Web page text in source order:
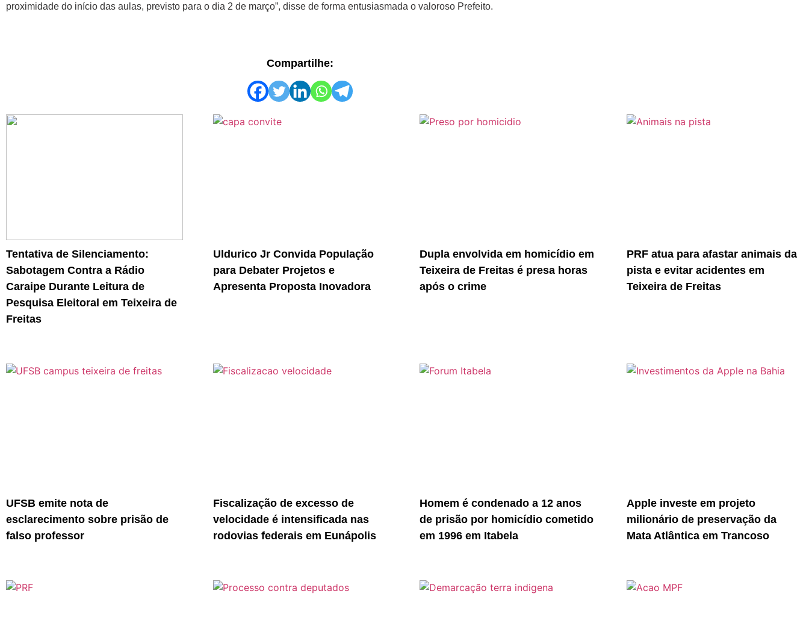
proximidade do início das aulas, previsto para o dia 2 de março”, disse de forma entusiasmada o valoroso Prefeito.
Compartilhe:
Tentativa de Silenciamento:
Sabotagem Contra a Rádio
Caraipe Durante Leitura de
Pesquisa Eleitoral em Teixeira de
Freitas
Uldurico Jr Convida População
para Debater Projetos e
Apresenta Proposta Inovadora
Dupla envolvida em homicídio em
Teixeira de Freitas é presa horas
após o crime
PRF atua para afastar animais da
pista e evitar acidentes em
Teixeira de Freitas
UFSB emite nota de
esclarecimento sobre prisão de
falso professor
Fiscalização de excesso de
velocidade é intensificada nas
rodovias federais em Eunápolis
Homem é condenado a 12 anos
de prisão por homicídio cometido
em 1996 em Itabela
Apple investe em projeto
milionário de preservação da
Mata Atlântica em Trancoso